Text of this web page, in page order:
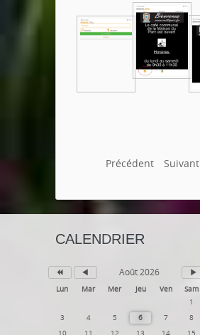
Précédent Suivant
CALENDRIER
Août 2026
Lun Mar Mer Jeu Ven Sam
1
3
4 5 6 7 8